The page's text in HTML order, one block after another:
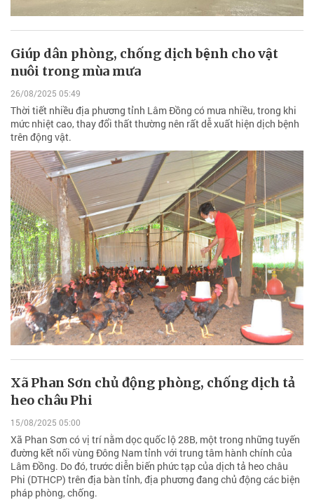
Giúp dân phòng, chống dịch bệnh cho vật
nuôi trong mùa mưa
26/08/2025 05:49
Thời tiết nhiều địa phương tỉnh Lâm Đồng có mưa nhiều, trong khi
mức nhiệt cao, thay đổi thất thường nên rất dễ xuất hiện dịch bệnh
trên động vật.
Xã Phan Sơn chủ động phòng, chống dịch tả
heo châu Phi
15/08/2025 05:00
Xã Phan Sơn có vị trí nằm dọc quốc lộ 28B, một trong những tuyến
đường kết nối vùng Đông Nam tỉnh với trung tâm hành chính của
Lâm Đồng. Do đó, trước diễn biến phức tạp của dịch tả heo châu
Phi (DTHCP) trên địa bàn tỉnh, địa phương đang chủ động các biện
pháp phòng, chống.